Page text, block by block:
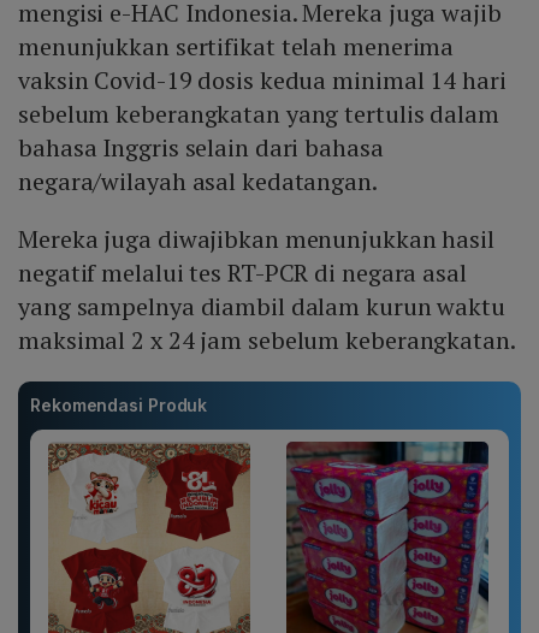
mengisi e-HAC Indonesia. Mereka juga wajib
menunjukkan sertifikat telah menerima
vaksin Covid-19 dosis kedua minimal 14 hari
sebelum keberangkatan yang tertulis dalam
bahasa Inggris selain dari bahasa
negara/wilayah asal kedatangan.
Mereka juga diwajibkan menunjukkan hasil
negatif melalui tes RT-PCR di negara asal
yang sampelnya diambil dalam kurun waktu
maksimal 2 x 24 jam sebelum keberangkatan.
Rekomendasi Produk